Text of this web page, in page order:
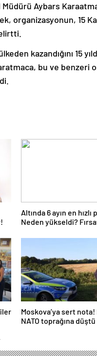
Müdürü Aybars
organizasyonun, 15
kazandığını 15
bu ve
Altında 6 ayın en hızlı
Neden yükseldi?
Moskova’ya sert
NATO toprağına düştü